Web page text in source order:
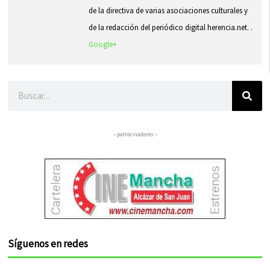
de la directiva de varias asociaciones culturales y
de la redacción del periódico digital herencia.net. .
Google+
– patrocinadores –
Síguenos en redes